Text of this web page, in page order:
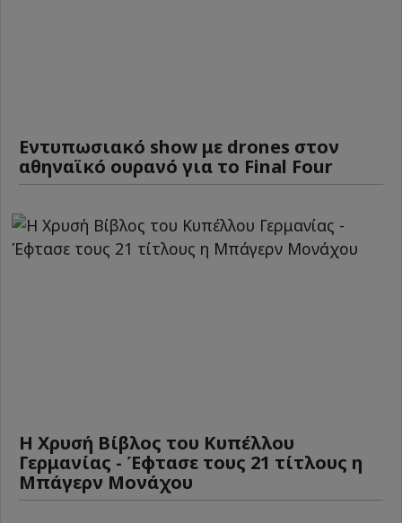
Εντυπωσιακό show με drones στον
αθηναϊκό ουρανό για το Final Four
Η Χρυσή Βίβλος του Κυπέλλου
Γερμανίας - Έφτασε τους 21 τίτλους η
Μπάγερν Μονάχου